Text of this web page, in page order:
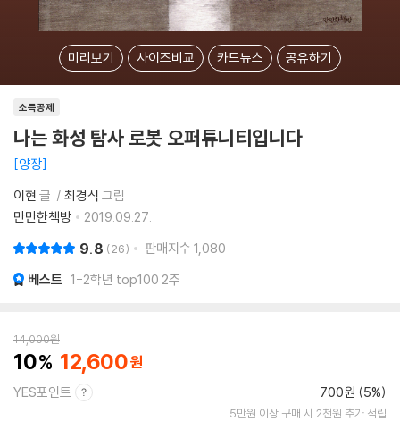
미리보기 사이즈비교 카드뉴스 공유하기
소득공제
나는 화성 탐사 로봇 오퍼튜니티입니다
양장
이현 글 최경식 그림
만만한책방
2019.09.27.
9.8 26 판매지수 1,080
베스트 1-2학년 top100 2주
14,000원
10 12,600
YES포인트 700원 (5%)
5만원 이상 구매 시 2천원 추가 적립